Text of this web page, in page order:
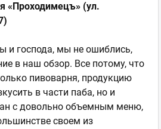
«Проходимецъ» (ул.
и господа, мы не ошиблись,
в наш обзор. Все потому, что
пивоварня, продукцию
в части паба, но и
с довольно объемным меню,
своем из